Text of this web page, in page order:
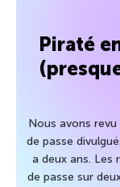
Piraté
Nous avons
de passe
a deux ans. Les
de passe sur